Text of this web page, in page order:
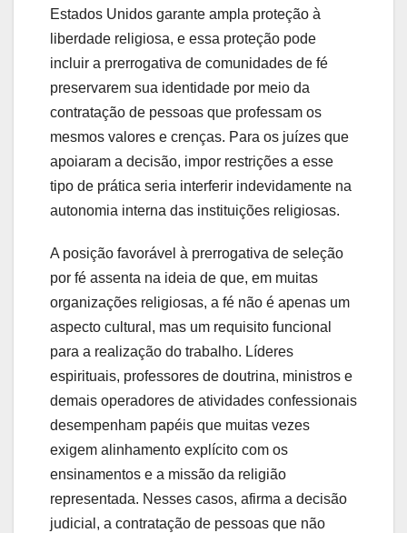
Estados Unidos garante ampla proteção à
liberdade religiosa, e essa proteção pode
incluir a prerrogativa de comunidades de fé
preservarem sua identidade por meio da
contratação de pessoas que professam os
mesmos valores e crenças. Para os juízes que
apoiaram a decisão, impor restrições a esse
tipo de prática seria interferir indevidamente na
autonomia interna das instituições religiosas.
A posição favorável à prerrogativa de seleção
por fé assenta na ideia de que, em muitas
organizações religiosas, a fé não é apenas um
aspecto cultural, mas um requisito funcional
para a realização do trabalho. Líderes
espirituais, professores de doutrina, ministros e
demais operadores de atividades confessionais
desempenham papéis que muitas vezes
exigem alinhamento explícito com os
ensinamentos e a missão da religião
representada. Nesses casos, afirma a decisão
judicial, a contratação de pessoas que não